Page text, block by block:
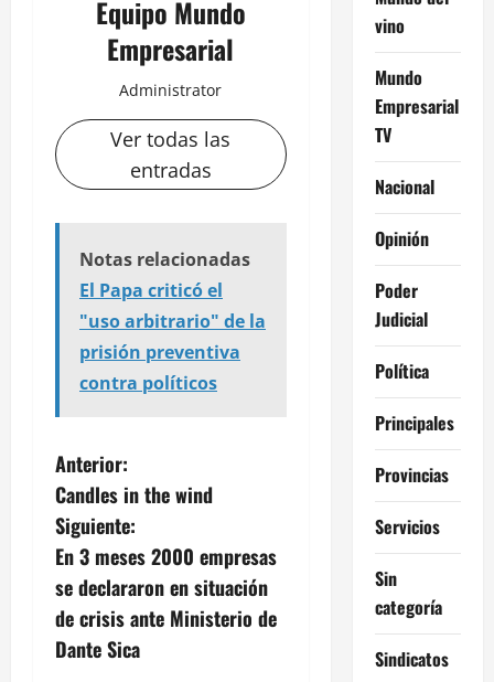
Equipo Mundo
Empresarial
Administrator
Ver todas las
entradas
Notas relacionadas
El Papa criticó el
"uso arbitrario" de la
prisión preventiva
contra políticos
N
a
v
e
g
Anterior:
Candles in the wind
Siguiente:
En 3 meses 2000 empresas
se declararon en situación
de crisis ante Ministerio de
Dante Sica
vino
Mundo
Empresarial
TV
Nacional
Opinión
Poder
Judicial
Política
Principales
Provincias
Servicios
Sin
categoría
Sindicatos